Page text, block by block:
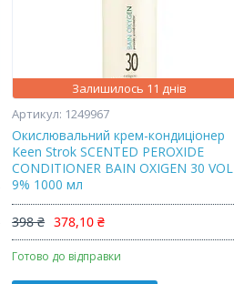
Залишилось 11 днів
1249967
Окислювальний крем-кондиціонер
Keen Strok SCENTED PEROXIDE
CONDITIONER BAIN OXIGEN 30 VOL
9% 1000 мл
398 ₴ 378,10 ₴
Готово до відправки